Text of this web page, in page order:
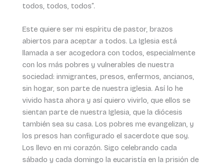
todos, todos, todos”.
Este quiere ser mi espíritu de pastor, brazos
abiertos para aceptar a todos. La Iglesia está
llamada a ser acogedora con todos, especialmente
con los más pobres y vulnerables de nuestra
sociedad: inmigrantes, presos, enfermos, ancianos,
sin hogar, son parte de nuestra iglesia. Así lo he
vivido hasta ahora y así quiero vivirlo, que ellos se
sientan parte de nuestra Iglesia, que la diócesis
también sea su casa. Los pobres me evangelizan, y
los presos han configurado el sacerdote que soy.
Los llevo en mi corazón. Sigo celebrando cada
sábado y cada domingo la eucaristía en la prisión de